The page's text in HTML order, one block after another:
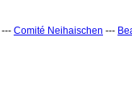
--- Comité Neihaischen ---